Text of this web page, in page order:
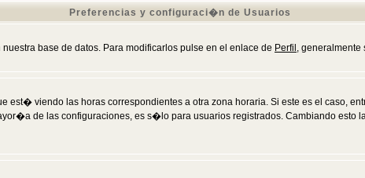
Preferencias y configuraci�n de Usuarios
base de datos. Para modificarlos pulse en el enlace de Perfil ,
est� viendo las horas correspondientes a otra zona horaria. Si este es el caso,
de las configuraciones, es s�lo para usuarios registrados. Cambiando